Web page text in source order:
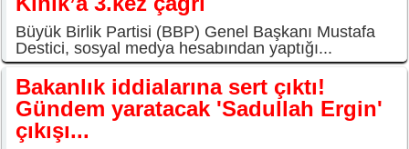
Büyük Birlik Partisi (BBP) Genel Başkanı Mustafa
Destici, sosyal medya hesabından yaptığı...
Bakanlık iddialarına sert çıktı!
Gündem yaratacak 'Sadullah Ergin'
çıkışı...